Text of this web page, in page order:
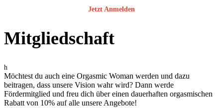
Jetzt Anmelden
Mitgliedschaft
h
Möchtest du auch eine Orgasmic Woman werden und dazu
beitragen, dass unsere Vision wahr wird? Dann werde
Fördermitglied und freu dich über einen dauerhaften orgasmischen
Rabatt von 10% auf alle unsere Angebote!